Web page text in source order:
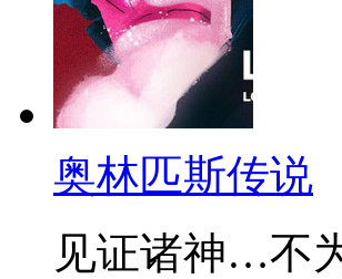
奥林匹斯传说
见证诸神…不